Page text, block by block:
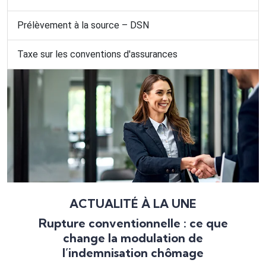
Prélèvement à la source – DSN
Taxe sur les conventions d'assurances
ACTUALITÉ À LA UNE
Rupture conventionnelle : ce que
change la modulation de
l’indemnisation chômage